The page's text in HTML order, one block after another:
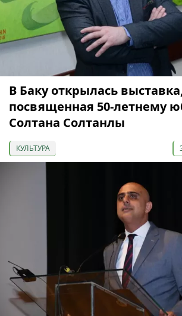
В Баку открылась
посвященная 50-летнему
Солтана Солтанлы
КУЛЬТУРА